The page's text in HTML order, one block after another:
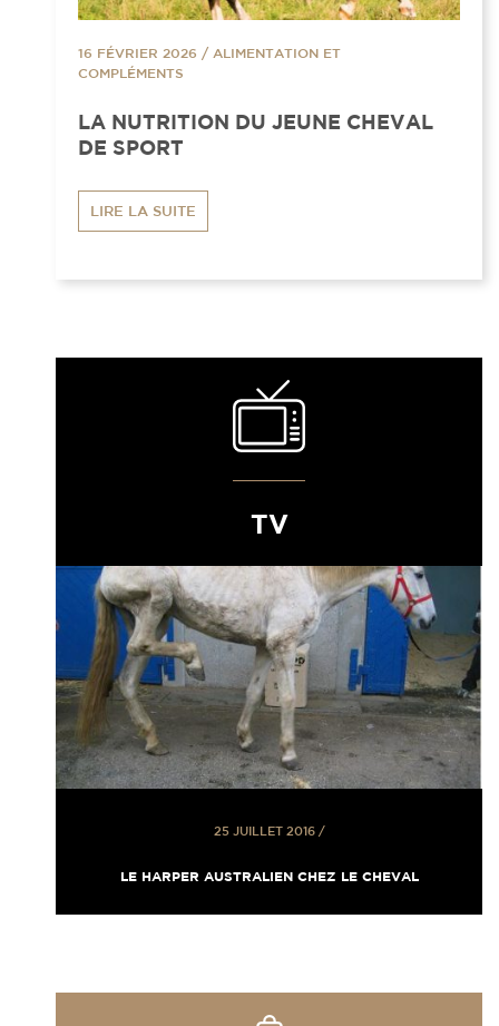
16 FÉVRIER 2026 / ALIMENTATION ET
COMPLÉMENTS
LA NUTRITION DU JEUNE CHEVAL
DE SPORT
LIRE LA SUITE
TV
25 JUILLET 2016/
LE HARPER AUSTRALIEN CHEZ LE CHEVAL